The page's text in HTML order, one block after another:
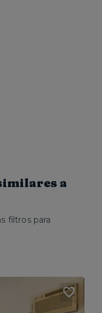
a
filtros para